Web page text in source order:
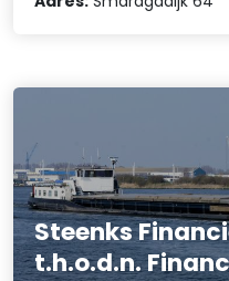
Steenks
t.h.o.d.n.